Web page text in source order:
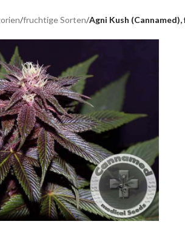
/fruchtige Sorten/Agni Kush